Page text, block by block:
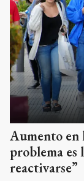
Aumento en
problema es
reactivarse”